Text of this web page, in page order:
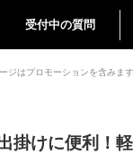
受付中の質問
ジはプロモーションを含みます
掛けに便利！